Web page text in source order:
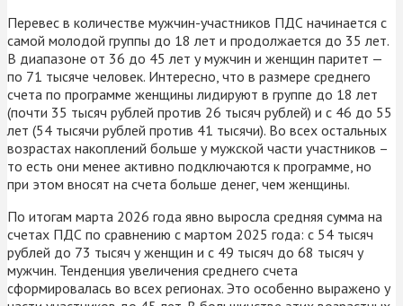
Перевес в количестве мужчин-участников ПДС начинается с
самой молодой группы до 18 лет и продолжается до 35 лет.
В диапазоне от 36 до 45 лет у мужчин и женщин паритет —
по 71 тысяче человек. Интересно, что в размере среднего
счета по программе женщины лидируют в группе до 18 лет
(почти 35 тысяч рублей против 26 тысяч рублей) и с 46 до 55
лет (54 тысячи рублей против 41 тысячи). Во всех остальных
возрастах накоплений больше у мужской части участников –
то есть они менее активно подключаются к программе, но
при этом вносят на счета больше денег, чем женщины.
По итогам марта 2026 года явно выросла средняя сумма на
счетах ПДС по сравнению с мартом 2025 года: с 54 тысяч
рублей до 73 тысяч у женщин и с 49 тысяч до 68 тысяч у
мужчин. Тенденция увеличения среднего счета
сформировалась во всех регионах. Это особенно выражено у